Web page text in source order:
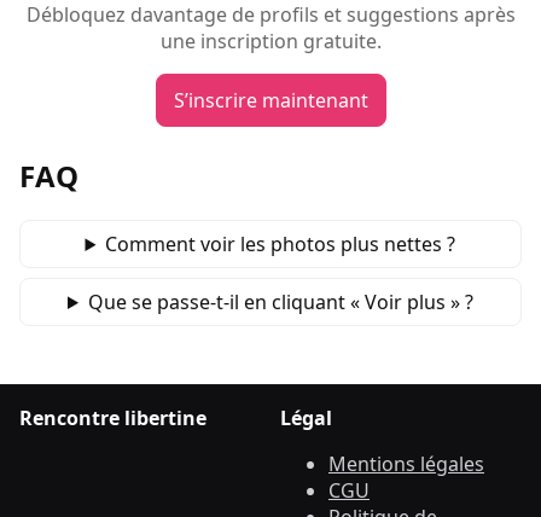
Débloquez davantage de profils et suggestions après
une inscription gratuite.
S’inscrire maintenant
FAQ
Comment voir les photos plus nettes ?
Que se passe‑t‑il en cliquant « Voir plus » ?
Rencontre libertine
Légal
Mentions légales
CGU